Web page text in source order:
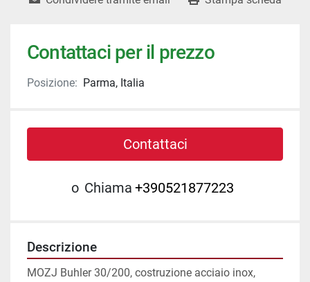
Contattaci per il prezzo
Posizione: Parma, Italia
Contattaci
o Chiama +390521877223
Descrizione
MOZJ Buhler 30/200, costruzione acciaio inox,